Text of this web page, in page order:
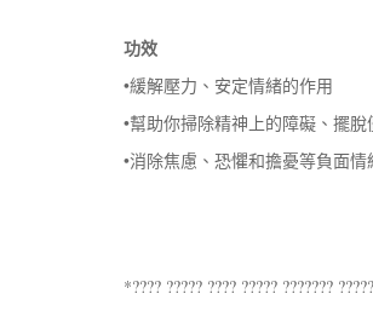
功效
•緩解壓力、安定情緒的作用
•幫助你掃除精神上的障礙、擺
•消除焦慮、恐懼和擔憂等負面情
*???? ????? ???? ????? ???????